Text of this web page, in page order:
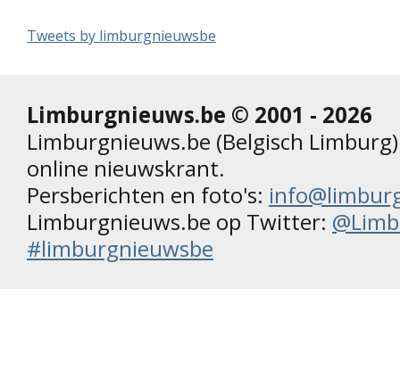
Tweets by limburgnieuwsbe
Limburgnieuws.be © 2001 - 2026
Limburgnieuws.be (Belgisch
online nieuwskrant.
Persberichten en foto's:
Limburgnieuws.be op Twitter:
#limburgnieuwsbe